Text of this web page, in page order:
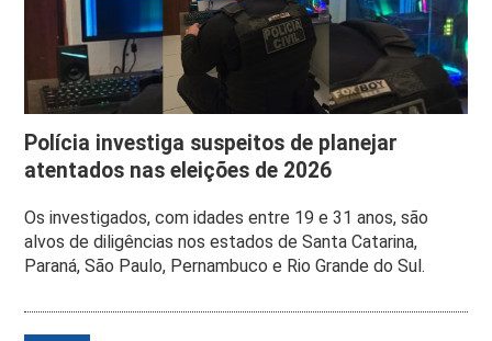
Polícia investiga suspeitos de planejar
atentados nas eleições de 2026
Os investigados, com idades entre 19 e 31 anos, são
alvos de diligências nos estados de Santa Catarina,
Paraná, São Paulo, Pernambuco e Rio Grande do Sul.